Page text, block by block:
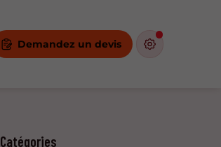
Demandez un devis
Catégories